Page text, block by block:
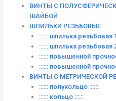
ВИНТЫ С
ШАЙБОЙ
ШПИЛЬКИ РЕЗЬБОВЫЕ
:::::: шпилька резьбовая
:::::: шпилька резьбовая
:::::: повышенной
:::::: повышенной
ВИНТЫ C МЕТРИЧЕСКОЙ
:::::: полукольцо ::::::
:::::: кольцо ::::::